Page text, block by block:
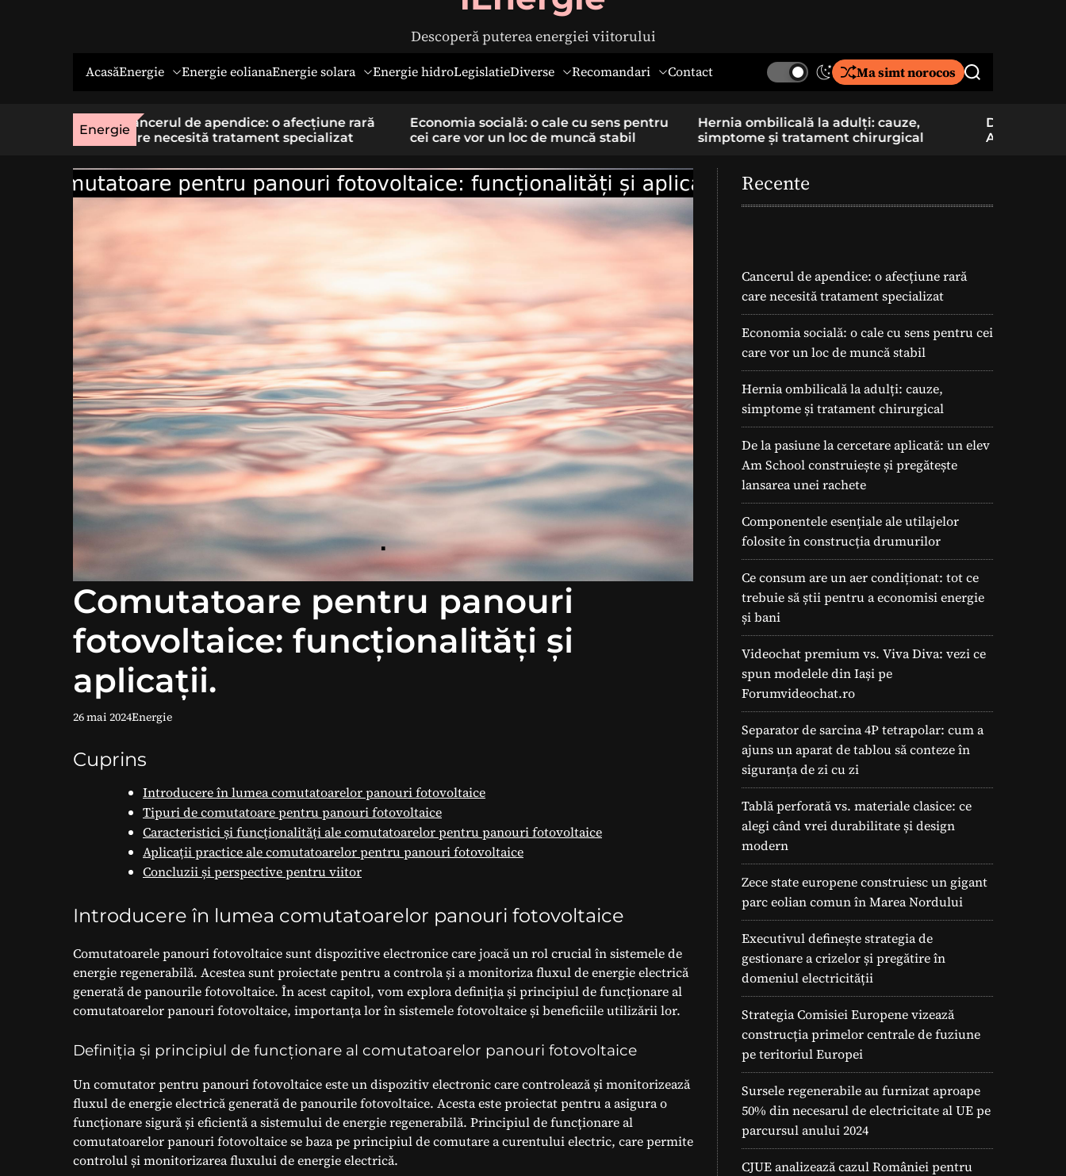
Descoperă puterea energiei viitorului
AcasăEnergie Energie eolianaEnergie solara Energie hidroLegislatieDiverse Recomandari Contact
S
t
c
o
l
o
d
e
Ma simt norocos
S
Energie
afecțiune rară
Economia socială: o cale cu sens pentru
cei care vor un loc de muncă stabil
Hernia ombilicală la adulți: cauze,
simptome și tratament chirurgical
De la pasiune la cercetare aplicată: un elev
Am School construiește și pregătește
Comutatoare pentru panouri
fotovoltaice: funcționalități și
aplicații.
26 mai 2024Energie
Cuprins
Introducere în lumea comutatoarelor panouri fotovoltaice
Tipuri de comutatoare pentru panouri fotovoltaice
Caracteristici și funcționalități ale comutatoarelor pentru panouri fotovoltaice
Aplicații practice ale comutatoarelor pentru panouri fotovoltaice
Concluzii și perspective pentru viitor
Introducere în lumea comutatoarelor panouri fotovoltaice
Comutatoarele panouri fotovoltaice sunt dispozitive electronice care joacă un rol crucial în sistemele de
energie regenerabilă. Acestea sunt proiectate pentru a controla și a monitoriza fluxul de energie electrică
generată de panourile fotovoltaice. În acest capitol, vom explora definiția și principiul de funcționare al
comutatoarelor panouri fotovoltaice, importanța lor în sistemele fotovoltaice și beneficiile utilizării lor.
Definiția și principiul de funcționare al comutatoarelor panouri fotovoltaice
Un comutator pentru panouri fotovoltaice este un dispozitiv electronic care controlează și monitorizează
fluxul de energie electrică generată de panourile fotovoltaice. Acesta este proiectat pentru a asigura o
funcționare sigură și eficientă a sistemului de energie regenerabilă. Principiul de funcționare al
comutatoarelor panouri fotovoltaice se baza pe principiul de comutare a curentului electric, care permite
controlul și monitorizarea fluxului de energie electrică.
Recente
Cancerul de apendice: o afecțiune rară
care necesită tratament specializat
Economia socială: o cale cu sens pentru cei
care vor un loc de muncă stabil
Hernia ombilicală la adulți: cauze,
simptome și tratament chirurgical
De la pasiune la cercetare aplicată: un elev
Am School construiește și pregătește
lansarea unei rachete
Componentele esențiale ale utilajelor
folosite în construcția drumurilor
Ce consum are un aer condiționat: tot ce
trebuie să știi pentru a economisi energie
și bani
Videochat premium vs. Viva Diva: vezi ce
spun modelele din Iași pe
Forumvideochat.ro
Separator de sarcina 4P tetrapolar: cum a
ajuns un aparat de tablou să conteze în
siguranța de zi cu zi
Tablă perforată vs. materiale clasice: ce
alegi când vrei durabilitate și design
modern
Zece state europene construiesc un gigant
parc eolian comun în Marea Nordului
Executivul definește strategia de
gestionare a crizelor și pregătire în
domeniul electricității
Strategia Comisiei Europene vizează
construcția primelor centrale de fuziune
pe teritoriul Europei
Sursele regenerabile au furnizat aproape
50% din necesarul de electricitate al UE pe
parcursul anului 2024
CJUE analizează cazul României pentru